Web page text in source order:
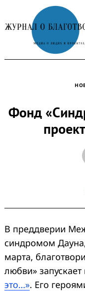
to
content
Фонд
В преддверии
синдромом
марта,
любви» запускает
это…». Его